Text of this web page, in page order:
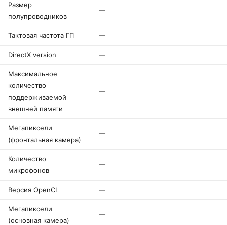
Размер
полупроводников
—
Тактовая частота ГП —
DirectX version —
Максимальное
количество
поддерживаемой
внешней памяти
—
Мегапиксели
(фронтальная камера)
—
Количество
микрофонов
—
Версия OpenCL —
Мегапиксели
(основная камера)
—